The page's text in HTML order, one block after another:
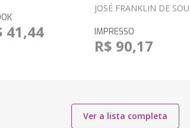
41,44
JOSÉ FRANKLIN DE
IMPRESSO
R$ 90,17
Ver a lista completa